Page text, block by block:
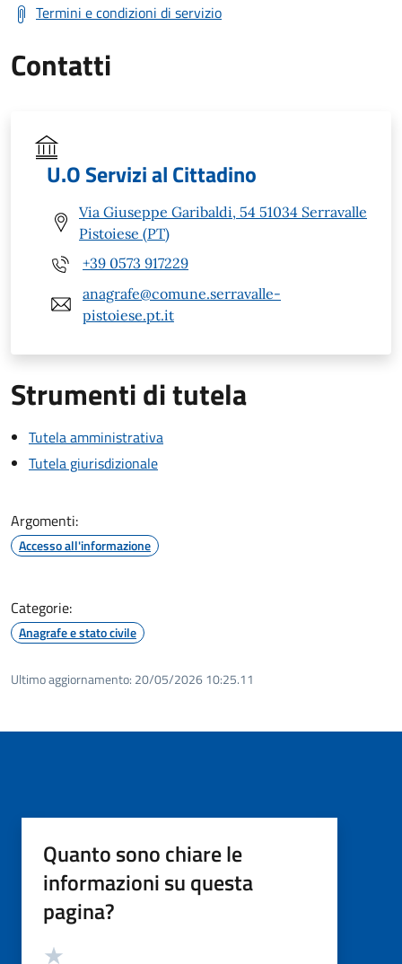
Termini e condizioni di servizio
Contatti
U.O Servizi al Cittadino
Via Giuseppe Garibaldi, 54 51034 Serravalle
Pistoiese (PT)
+39 0573 917229
anagrafe@comune.serravalle-
pistoiese.pt.it
Strumenti di tutela
Tutela amministrativa
Tutela giurisdizionale
Argomenti:
Accesso all'informazione
Categorie:
Anagrafe e stato civile
Ultimo aggiornamento: 20/05/2026 10:25.11
Quanto sono chiare le
informazioni su questa
pagina?
Valutazione